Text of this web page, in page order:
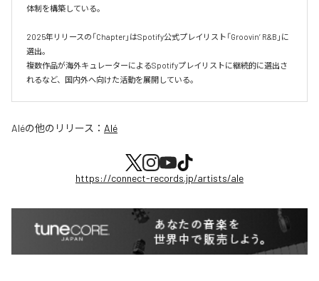
体制を構築している。
2025年リリースの「Chapter」はSpotify公式プレイリスト「Groovin’ R&B」に
選出。
複数作品が海外キュレーターによるSpotifyプレイリストに継続的に選出さ
れるなど、国内外へ向けた活動を展開している。
Aléの他のリリース： Alé
https://connect-records.jp/artists/ale